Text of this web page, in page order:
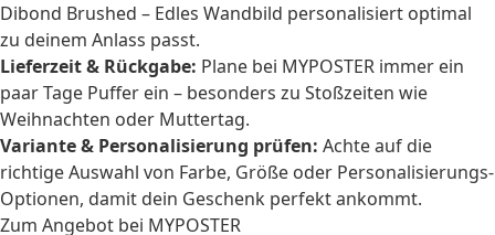
Dibond Brushed – Edles Wandbild personalisiert optimal
zu deinem Anlass passt.
Lieferzeit & Rückgabe: Plane bei MYPOSTER immer ein
paar Tage Puffer ein – besonders zu Stoßzeiten wie
Weihnachten oder Muttertag.
Variante & Personalisierung prüfen: Achte auf die
richtige Auswahl von Farbe, Größe oder Personalisierungs-
Optionen, damit dein Geschenk perfekt ankommt.
Zum Angebot bei MYPOSTER